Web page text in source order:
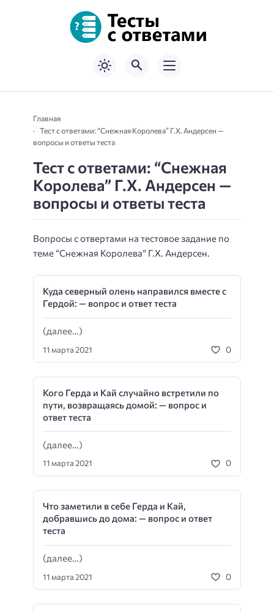
Главная
Тест с ответами: “Снежная Королева” Г.Х. Андерсен —
вопросы и ответы теста
Тест с ответами: “Снежная
Королева” Г.Х. Андерсен —
вопросы и ответы теста
Вопросы с отвертами на тестовое задание по
теме “Снежная Королева” Г.Х. Андерсен.
Куда северный олень направился вместе с
Гердой: — вопрос и ответ теста
(далее…)
11 марта 2021 0
Кого Герда и Кай случайно встретили по
пути, возвращаясь домой: — вопрос и
ответ теста
(далее…)
11 марта 2021 0
Что заметили в себе Герда и Кай,
добравшись до дома: — вопрос и ответ
теста
(далее…)
11 марта 2021 0